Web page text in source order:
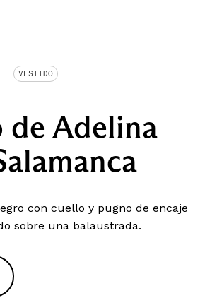
VESTIDO
de Adelina
con cuello y pugno de encaje
sobre una balaustrada.